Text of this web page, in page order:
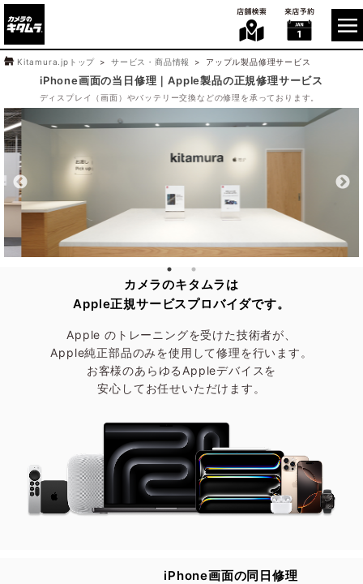
Kitamura.jpトップ サービス・商品情報 アップル製品修理サービス
iPhone画面の当日修理｜Apple製品の正規修理サービス
ディスプレイ（画面）やバッテリー交換などの修理を承っております。
カメラのキタムラは
Apple正規サービスプロバイダです。
Apple のトレーニングを受けた技術者が、
Apple純正部品のみを使用して修理を行います。
お客様のあらゆるAppleデバイスを
安心してお任せいただけます。
iPhone画面の同日修理